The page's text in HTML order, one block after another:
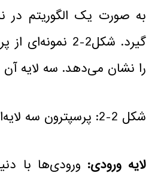
به صورت یک الگوریتم در
گیرد. شکل2-2
را نشان می‌دهد. سه لایه
شکل 2-2: پرسپترون سه لایه‌ای تک خروجی
لایه ورودی: ورودی‌ها با